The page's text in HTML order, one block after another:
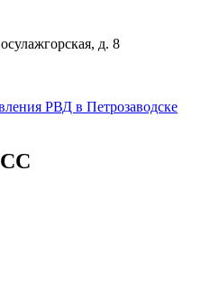
д. 8
РВД в Петрозаводске